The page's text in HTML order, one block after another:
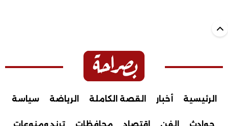
الرئيسية أخبار القصة الكاملة الرياضة سياسة